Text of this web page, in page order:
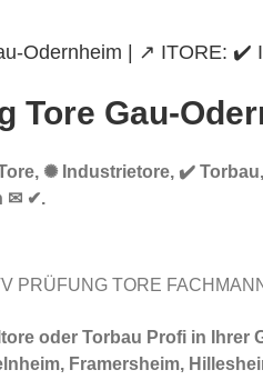
Odernheim | ↗️ ITORE: ✔️
Tore Gau-
✺ Industrietore, ✔️
✉ ✔.
PRÜFUNG TORE
oder Torbau Profi in
Framersheim,